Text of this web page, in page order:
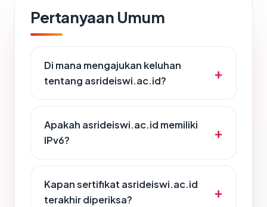
Pertanyaan Umum
Di mana mengajukan keluhan
tentang asrideiswi.ac.id?
Apakah asrideiswi.ac.id memiliki
IPv6?
Kapan sertifikat asrideiswi.ac.id
terakhir diperiksa?